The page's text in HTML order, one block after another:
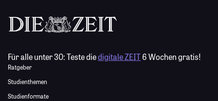
Für alle unter 30:Teste diedigitale ZEIT6 Wochen gratis!
Ratgeber
Studienthemen
Studienformate